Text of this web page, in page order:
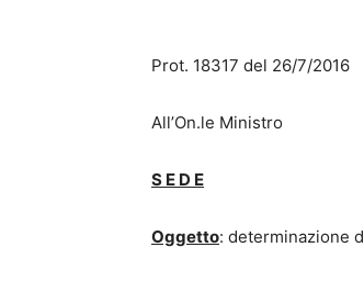
Prot. 18317 del 26/7/2016
All’On.le Ministro
S E D E
Oggetto: determinazione